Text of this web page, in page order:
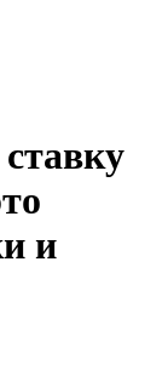
и